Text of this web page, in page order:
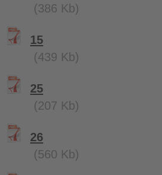
(386 Kb)
15
(439 Kb)
25
(207 Kb)
26
(560 Kb)